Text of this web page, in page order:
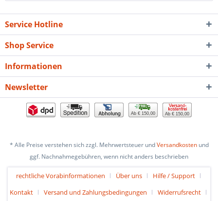
Service Hotline
Shop Service
Informationen
Newsletter
Ab € 150,00 Ab € 150,00
* Alle Preise verstehen sich zzgl. Mehrwertsteuer undVersandkostenund
ggf. Nachnahmegebühren, wenn nicht anders beschrieben
rechtliche Vorabinformationen Über uns
Hilfe / Support
Kontakt
Versand und Zahlungsbedingungen Widerrufsrecht